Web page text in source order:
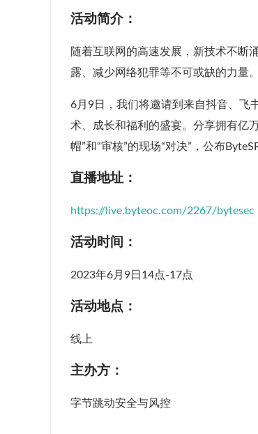
活动简介：
随着互联网的高速发展，新技术不断
露、减少网络犯罪等不可或缺的力量。
6月9日，我们将邀请到来自抖音、飞
术、成长和福利的盛宴。分享拥有亿
帽”和“审核”的现场“对决”，公布
直播地址：
https://live.byteoc.com/2267/bytesec
活动时间：
2023年6月9日14点-17点
活动地点：
线上
主办方：
字节跳动安全与风控